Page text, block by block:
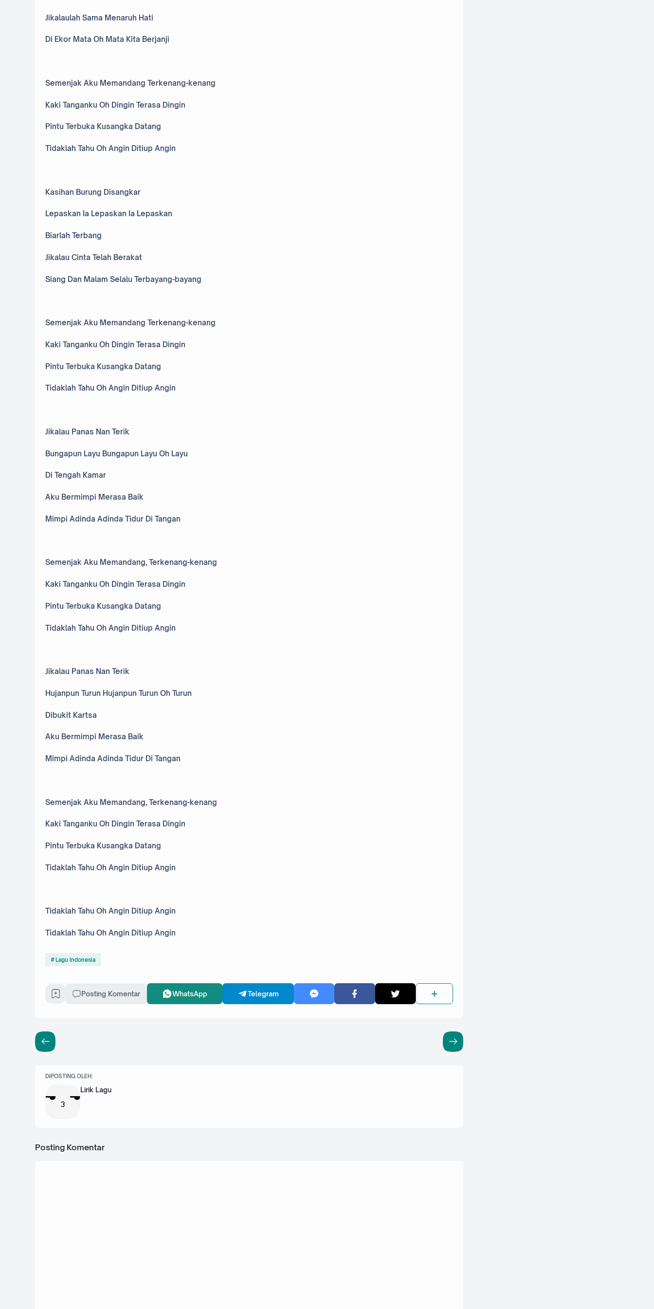
Jikalaulah Sama Menaruh Hati
Di Ekor Mata Oh Mata Kita Berjanji
Semenjak Aku Memandang Terkenang-kenang
Kaki Tanganku Oh Dingin Terasa Dingin
Pintu Terbuka Kusangka Datang
Tidaklah Tahu Oh Angin Ditiup Angin
Kasihan Burung Disangkar
Lepaskan Ia Lepaskan Ia Lepaskan
Biarlah Terbang
Jikalau Cinta Telah Berakat
Siang Dan Malam Selalu Terbayang-bayang
Semenjak Aku Memandang Terkenang-kenang
Kaki Tanganku Oh Dingin Terasa Dingin
Pintu Terbuka Kusangka Datang
Tidaklah Tahu Oh Angin Ditiup Angin
Jikalau Panas Nan Terik
Bungapun Layu Bungapun Layu Oh Layu
Di Tengah Kamar
Aku Bermimpi Merasa Baik
Mimpi Adinda Adinda Tidur Di Tangan
Semenjak Aku Memandang, Terkenang-kenang
Kaki Tanganku Oh Dingin Terasa Dingin
Pintu Terbuka Kusangka Datang
Tidaklah Tahu Oh Angin Ditiup Angin
Jikalau Panas Nan Terik
Hujanpun Turun Hujanpun Turun Oh Turun
Dibukit Kartsa
Aku Bermimpi Merasa Baik
Mimpi Adinda Adinda Tidur Di Tangan
Semenjak Aku Memandang, Terkenang-kenang
Kaki Tanganku Oh Dingin Terasa Dingin
Pintu Terbuka Kusangka Datang
Tidaklah Tahu Oh Angin Ditiup Angin
Tidaklah Tahu Oh Angin Ditiup Angin
Tidaklah Tahu Oh Angin Ditiup Angin
Lagu Indonesia
Posting Komentar WhatsApp Telegram
DIPOSTING OLEH:
Lirik Lagu
Posting Komentar